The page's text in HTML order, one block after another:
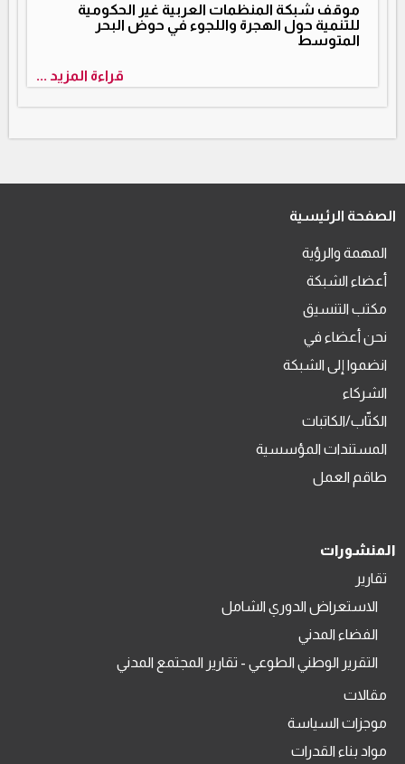
موقف شبكة المنظمات العربية غير الحكومية
للتنمية حول الهجرة واللجوء في حوض البحر
المتوسط
قراءة المزيد ...
الصفحة الرئيسية
المهمة والرؤية
أعضاء الشبكة
مكتب التنسيق
نحن أعضاء في
انضموا إلى الشبكة
الشركاء
الكتّاب/الكاتبات
المستندات المؤسسية
طاقم العمل
المنشورات
تقارير
الاستعراض الدوري الشامل
الفضاء المدني
التقرير الوطني الطوعي - تقارير المجتمع المدني
مقالات
موجزات السياسة
مواد بناء القدرات